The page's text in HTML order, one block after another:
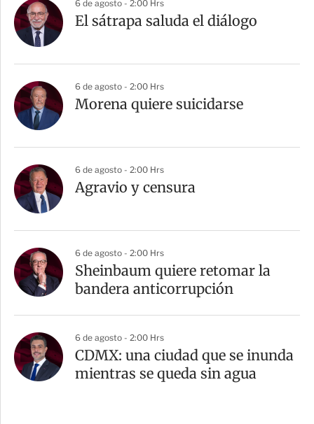
6 de agosto - 2:00 Hrs
El sátrapa saluda el diálogo
6 de agosto - 2:00 Hrs
Morena quiere suicidarse
6 de agosto - 2:00 Hrs
Agravio y censura
6 de agosto - 2:00 Hrs
Sheinbaum quiere retomar la
bandera anticorrupción
6 de agosto - 2:00 Hrs
CDMX: una ciudad que se inunda
mientras se queda sin agua